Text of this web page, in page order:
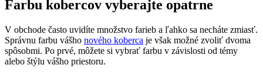
Farbu kobercov vyberajte opatrne
V obchode často uvidíte množstvo farieb a ľahko sa necháte zmiasť.
Správnu farbu vášho nového koberca je však možné zvoliť dvoma
spôsobmi. Po prvé, môžete si vybrať farbu v závislosti od témy
alebo štýlu vášho priestoru.